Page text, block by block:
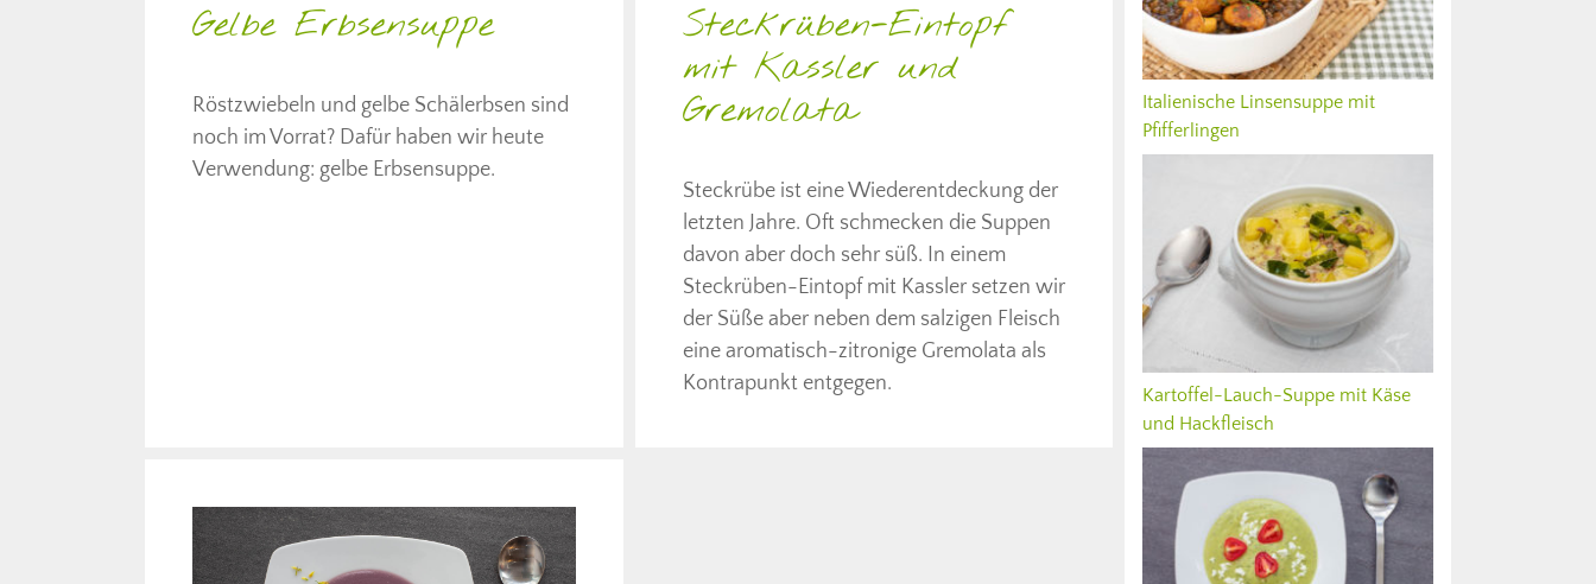
Gelbe Erbsensuppe
Röstzwiebeln und gelbe Schälerbsen sind
noch im Vorrat? Dafür haben wir heute
Verwendung: gelbe Erbsensuppe.
Steckrüben-Eintopf
mit Kassler und
Gremolata
Steckrübe ist eine Wiederentdeckung der
letzten Jahre. Oft schmecken die Suppen
davon aber doch sehr süß. In einem
Steckrüben-Eintopf mit Kassler setzen wir
der Süße aber neben dem salzigen Fleisch
eine aromatisch-zitronige Gremolata als
Kontrapunkt entgegen.
Italienische Linsensuppe mit
Pfifferlingen
Kartoffel-Lauch-Suppe mit Käse
und Hackfleisch